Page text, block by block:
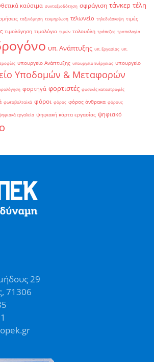
καύσιμα συνταξιοδότηση σφράγιση τάνκερ τέλη
ταξινόμηση τεκμηρίωση τελωνείο τηλεδιάσκεψη τιμές
τιμολόγηση τιμολόγιο τιμών τολουόλη τράπεζες τροπολογία
υπ. Ανάπτυξης υπ. Εργασίας υπ.
υπουργείο Ανάπτυξης υπουργείο Ενέργειας υπουργείο
Υποδομών & Μεταφορών
φορτηγά φορτιστές φυσικές καταστροφές
φωτοβολταϊκά φόροι φόρος φόρος άνθρακα φόρους
εργαλεία ψηφιακή κάρτα εργασίας ψηφιακό
29
71306